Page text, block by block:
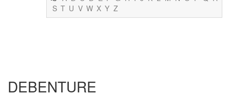
S T U V W X Y Z
DEBENTURE